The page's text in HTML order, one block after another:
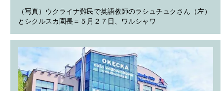
（写真）ウクライナ難民で英語教師のラシュチュクさん（左）
とシクルスカ園長＝５月２７日、ワルシャワ